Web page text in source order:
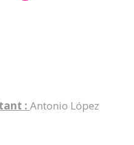
: Antonio López